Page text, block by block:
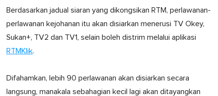
Berdasarkan jadual siaran yang dikongsikan RTM, perlawanan-
perlawanan kejohanan itu akan disiarkan menerusi TV Okey,
Sukan+, TV2 dan TV1, selain boleh distrim melalui aplikasi
RTMKlik.
Difahamkan, lebih 90 perlawanan akan disiarkan secara
langsung, manakala sebahagian kecil lagi akan ditayangkan